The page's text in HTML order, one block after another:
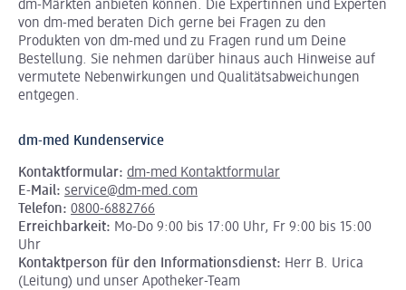
dm-Märkten anbieten können. Die Expertinnen und Experten
von dm-med beraten Dich gerne bei Fragen zu den
Produkten von dm-med und zu Fragen rund um Deine
Bestellung. Sie nehmen darüber hinaus auch Hinweise auf
vermutete Nebenwirkungen und Qualitätsabweichungen
entgegen.
dm-med Kundenservice
Kontaktformular: dm-med Kontaktformular
E-Mail: service@dm-med.com
Telefon: 0800-6882766
Erreichbarkeit: Mo-Do 9:00 bis 17:00 Uhr, Fr 9:00 bis 15:00
Uhr
Kontaktperson für den Informationsdienst: Herr B. Urica
(Leitung) und unser Apotheker-Team